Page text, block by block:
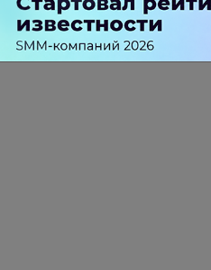
попасть на популярные сайты